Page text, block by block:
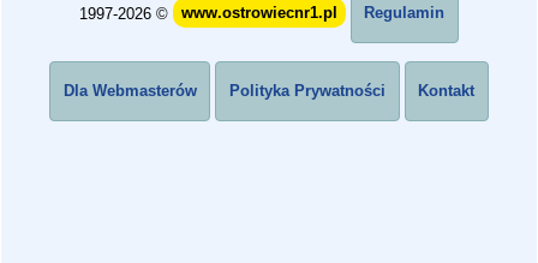
1997-2026 © www.ostrowiecnr1.pl Regulamin
Dla Webmasterów Polityka Prywatności Kontakt